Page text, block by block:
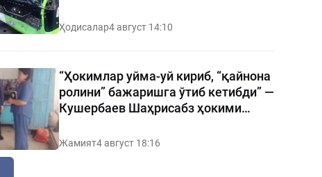
Ҳодисалар4 август 14:10
“Ҳокимлар уйма-уй кириб, “қайнона
ролини” бажаришга ўтиб кетибди” —
Кушербаев Шаҳрисабз ҳокими
ҳақида
Жамият4 август 18:16